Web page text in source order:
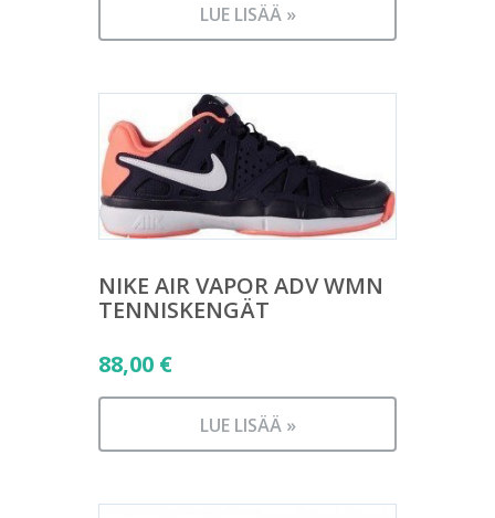
LUE LISÄÄ »
NIKE AIR VAPOR ADV WMN
TENNISKENGÄT
88,00 €
LUE LISÄÄ »